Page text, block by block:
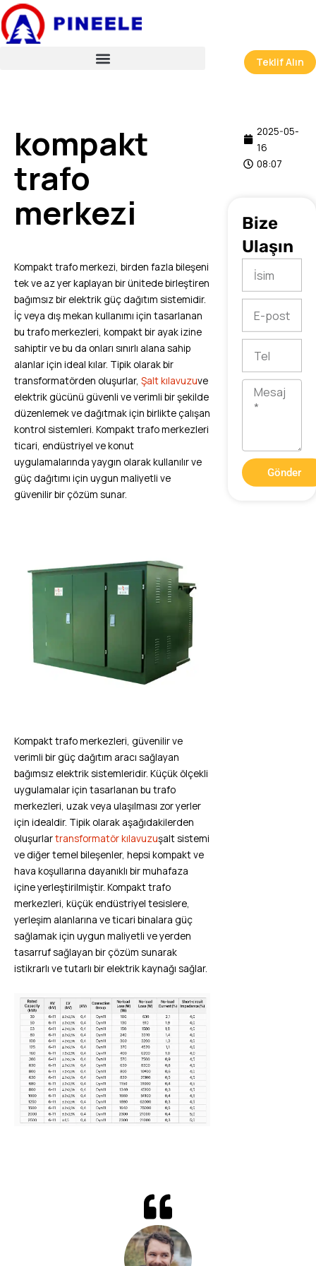
İçeriğe
atla
Teklif Alın
kompakt
trafo
merkezi
2025-05-
16
08:07
Kompakt trafo merkezi, birden fazla bileşeni
tek ve az yer kaplayan bir ünitede birleştiren
bağımsız bir elektrik güç dağıtım sistemidir.
İç veya dış mekan kullanımı için tasarlanan
bu trafo merkezleri, kompakt bir ayak izine
sahiptir ve bu da onları sınırlı alana sahip
alanlar için ideal kılar. Tipik olarak bir
transformatörden oluşurlar, Şalt kılavuzuve
elektrik gücünü güvenli ve verimli bir şekilde
düzenlemek ve dağıtmak için birlikte çalışan
kontrol sistemleri. Kompakt trafo merkezleri
ticari, endüstriyel ve konut
uygulamalarında yaygın olarak kullanılır ve
güç dağıtımı için uygun maliyetli ve
güvenilir bir çözüm sunar.
Kompakt trafo merkezleri, güvenilir ve
verimli bir güç dağıtım aracı sağlayan
bağımsız elektrik sistemleridir. Küçük ölçekli
uygulamalar için tasarlanan bu trafo
merkezleri, uzak veya ulaşılması zor yerler
için idealdir. Tipik olarak aşağıdakilerden
oluşurlartransformatör kılavuzuşalt sistemi
ve diğer temel bileşenler, hepsi kompakt ve
hava koşullarına dayanıklı bir muhafaza
içine yerleştirilmiştir. Kompakt trafo
merkezleri, küçük endüstriyel tesislere,
yerleşim alanlarına ve ticari binalara güç
sağlamak için uygun maliyetli ve yerden
tasarruf sağlayan bir çözüm sunarak
istikrarlı ve tutarlı bir elektrik kaynağı sağlar.
Bize
Ulaşın
posta
Mesaj
Gönder